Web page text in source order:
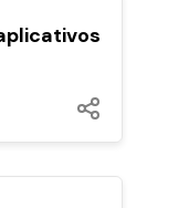
POPULARES